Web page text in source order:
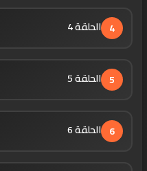
4 الحلقة 4
5 الحلقة 5
6 الحلقة 6